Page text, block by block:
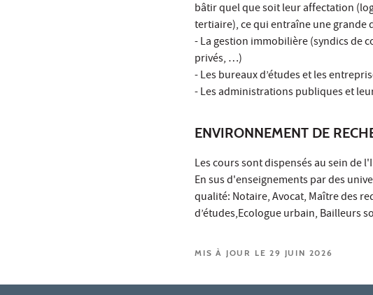
bâtir quel que soit leur affectation
tertiaire), ce qui entraîne une grande
- La gestion immobilière (syndics de
privés, …)
- Les bureaux d’études et les
- Les administrations publiques et
ENVIRONNEMENT DE
Les cours sont dispensés au sein de
En sus d'enseignements par des
qualité: Notaire, Avocat, Maître des
d’études,Ecologue urbain, Bailleurs
MIS À JOUR LE 29 JUIN 2026